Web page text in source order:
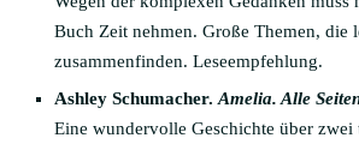
Buch Zeit nehmen. Große Themen, die
zusammenfinden. Leseempfehlung.
Ashley Schumacher. Amelia. Alle
Eine wundervolle Geschichte über zwei